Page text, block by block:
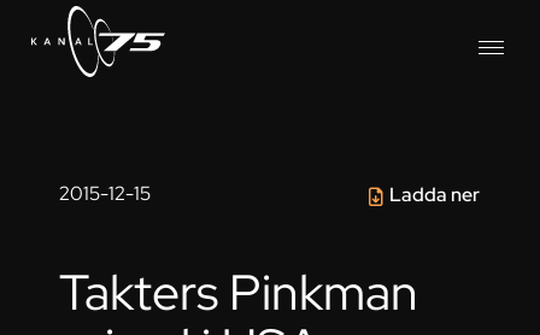
2015-12-15 Ladda ner
Takters Pinkman